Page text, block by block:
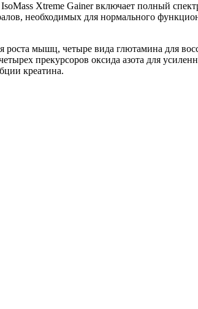
Xtreme Gainer включает полный
необходимых для нормального
роста мышц, четыре вида глютамина для
прекурсоров оксида азота для
креатина.